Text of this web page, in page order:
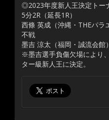
◎2023年度新人王決定トー
5分2R（延長1R）
西條 英成（沖縄・THEパラ
不戦
墨吉 涼太（福岡・誠流会館）
※墨吉選手負傷欠場により
ター級新人王に決定。